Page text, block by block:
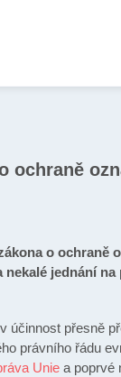
ochraně
o ochraně
jednání na
účinnost přesně
právního řádu
Unie a poprvé